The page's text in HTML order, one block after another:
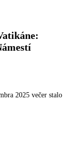
2025 večer stalo